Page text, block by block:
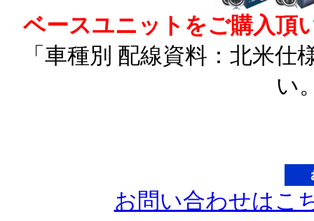
ベースユニットをご購入頂
「車種別 配線資料：北米
い
お問い合わせはこ